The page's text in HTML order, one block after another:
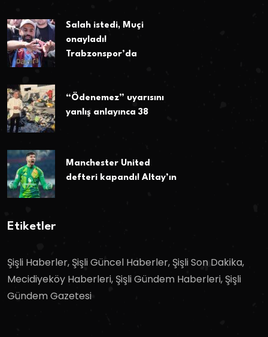
Salah istedi, Muçi
onayladı!
Trabzonspor’da
“Ödenemez” uyarısını
yanlış anlayınca 38
Manchester United
defteri kapandı! Altay’ın
Etiketler
Şişli Haberler, Şişli Güncel Haberler, Şişli Son Dakika,
Mecidiyeköy Haberleri, Şişli Gündem Haberleri, Şişli
Gündem Gazetesi